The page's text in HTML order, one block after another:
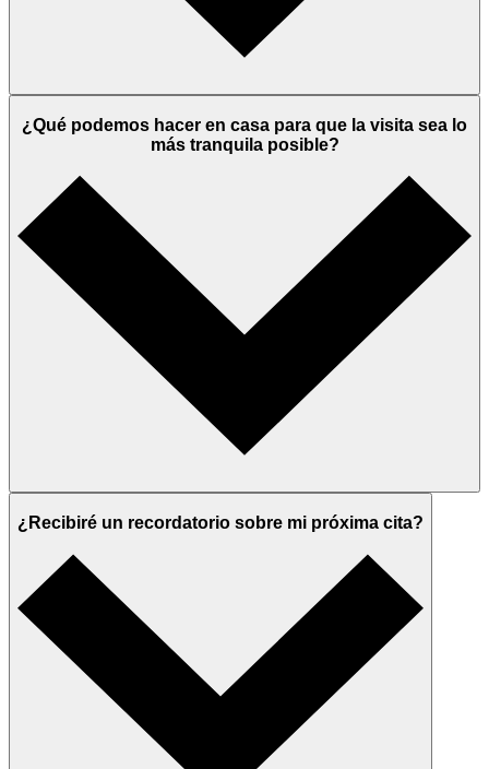
¿Qué podemos hacer en casa para que la visita sea lo
más tranquila posible?
¿Recibiré un recordatorio sobre mi próxima cita?